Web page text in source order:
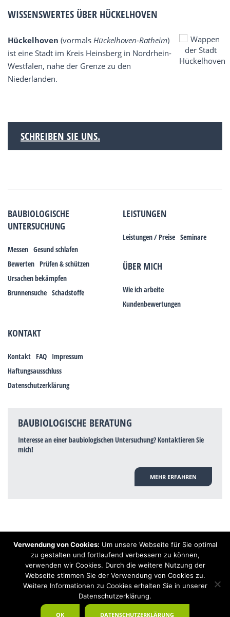
WISSENSWERTES ÜBER HÜCKELHOVEN
Hückelhoven (vormals Hückelhoven-Ratheim)
ist eine Stadt im Kreis Heinsberg in Nordrhein-
Westfalen, nahe der Grenze zu den
Niederlanden.
SCHREIBEN SIE UNS.
BAUBIOLOGISCHE
UNTERSUCHUNG
Messen Gesund schlafen
Bewerten Prüfen & schützen
Ursachen bekämpfen
Brunnensuche Schadstoffe
LEISTUNGEN
Leistungen / Preise Seminare
ÜBER MICH
Wie ich arbeite
Kundenbewertungen
KONTAKT
Kontakt FAQ Impressum
Haftungsausschluss
Datenschutzerklärung
BAUBIOLOGISCHE BERATUNG
Interesse an einer baubiologischen Untersuchung? Kontaktieren Sie
mich!
MEHR ERFAHREN
Hinweis: Trotz zahlreicher Studien, die einen Zusammenhang zwischen
Elektrosmog und gesundheitlichen Problemen aufzeigen, ist es von der
praktischen Schulmedizin bisher wissenschaftlich nicht anerkannt, dass
Elektrosmog und Erdstrahlen gesundheitliche Auswirkungen haben können.
Ähnliches galt auch über Jahrzehnte für die Akkupunktur und die
Homöopathie. Sie suchen einen Baubiologen? Baubiologe Baldermnn - Ihr
Spezialist für gesunden Schlaf!
Verwendung von Cookies: Um unsere Webseite für Sie optimal
zu gestalten und fortlaufend verbessern zu können,
verwenden wir Cookies. Durch die weitere Nutzung der
Webseite stimmen Sie der Verwendung von Cookies zu.
Weitere Informationen zu Cookies erhalten Sie in unserer
Datenschutzerklärung.
OK DATENSCHUTZERKLÄRUNG